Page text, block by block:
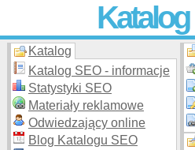
Skuteczna i promocja
moderowanego
Katalog
Katalog SEO - informacje
Statystyki SEO
Materiały reklamowe
Odwiedzający online
Blog Katalogu SEO